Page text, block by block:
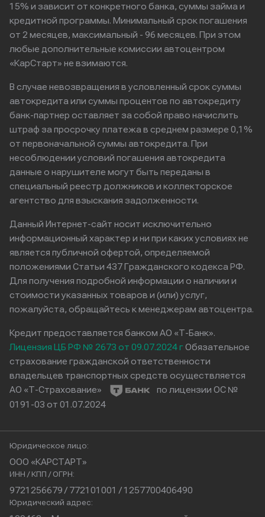
15% и зависит от конкретного банка, суммы займа и
кредитной программы. Минимальный срок погашения
от 2 месяцев, максимальный - 96 месяцев. При этом
любые дополнительные комиссии автоцентром
«КарСтарт» не взимаются.
В случае невозвращения в условленный срок суммы
автокредита или суммы процентов по автокредиту
банк-партнер оставляет за собой право начислить
штраф за просрочку платежа в среднем размере 0,1%
от первоначальной суммы автокредита. При
несоблюдении условий погашения автокредита
данные о нарушителе могут быть переданы в
специальный реестр должников и коллекторское
агентство для взыскания задолженности.
Данный Интернет-сайт носит исключительно
информационный характер и ни при каких условиях не
является публичной офертой, определяемой
положениями Статьи 437 Гражданского кодекса РФ.
Для получения подробной информации о наличии и
стоимости указанных товаров и (или) услуг,
пожалуйста, обращайтесь к менеджерам автоцентра.
Кредит предоставляется банком АО «Т-Банк».
Лицензия ЦБ РФ № 2673 от 09.07.2024 гОбязательное
страхование гражданской ответственности
владельцев транспортных средств осуществляется
АО «Т-Страхование»
по лицензии ОС №
0191-03 от 01.07.2024
Юридическое лицо:
ООО «КАРСТАРТ»
ИНН / КПП / ОГРН:
9721256679 / 772101001 / 1257700406490
Юридический адрес: